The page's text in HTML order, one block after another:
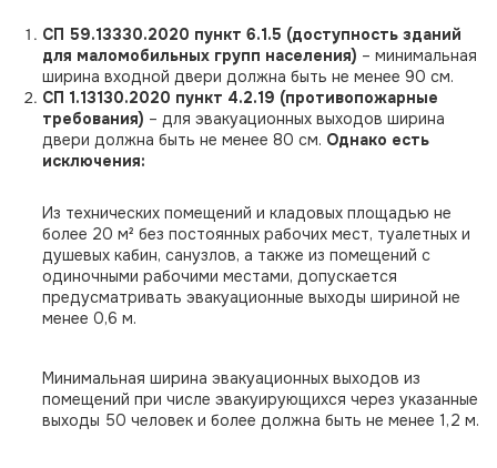
СП 59.13330.2020 пункт 6.1.5 (доступность зданий
для маломобильных групп населения) – минимальная
ширина входной двери должна быть не менее 90 см.
СП 1.13130.2020 пункт 4.2.19 (противопожарные
требования) – для эвакуационных выходов ширина
двери должна быть не менее 80 см. Однако есть
исключения:
Из технических помещений и кладовых площадью не
более 20 м² без постоянных рабочих мест, туалетных и
душевых кабин, санузлов, а также из помещений с
одиночными рабочими местами, допускается
предусматривать эвакуационные выходы шириной не
менее 0,6 м.
Минимальная ширина эвакуационных выходов из
помещений при числе эвакуирующихся через указанные
выходы 50 человек и более должна быть не менее 1,2 м.